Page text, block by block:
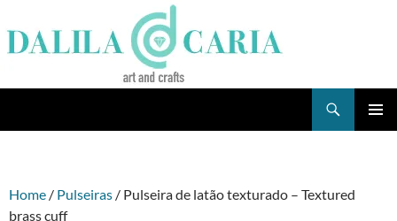
to
content
Home / Pulseiras / Pulseira de latão texturado – Textured
brass cuff